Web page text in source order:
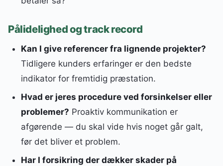
Pålidelighed og track record
Kan I give referencer fra lignende projekter?
Tidligere kunders erfaringer er den bedste
indikator for fremtidig præstation.
Hvad er jeres procedure ved forsinkelser eller
problemer? Proaktiv kommunikation er
afgørende — du skal vide hvis noget går galt,
før det bliver et problem.
Har I forsikring der dækker skader på